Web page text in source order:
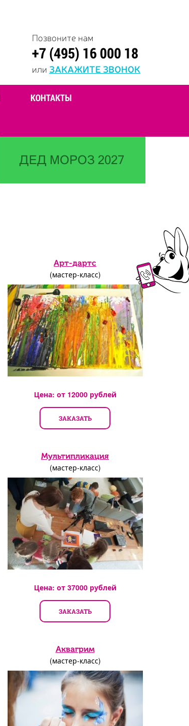
Позвоните нам
+7 (495) 16 000 18
или ЗАКАЖИТЕ ЗВОНОК
КОНТАКТЫ
ДЕД МОРОЗ 2027
Арт-дартс
(мастер-класс)
Цена: от 12000рублей
ЗАКАЗАТЬ
Мультипликация
(мастер-класс)
Цена: от 37000рублей
ЗАКАЗАТЬ
Аквагрим
(мастер-класс)